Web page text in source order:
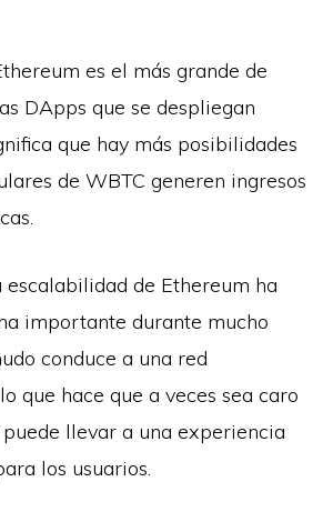
es el más grande de
DApps que se despliegan
que hay más posibilidades
de WBTC generen ingresos
escalabilidad de Ethereum ha
importante durante mucho
conduce a una red
que hace que a veces sea caro
llevar a una experiencia
los usuarios.